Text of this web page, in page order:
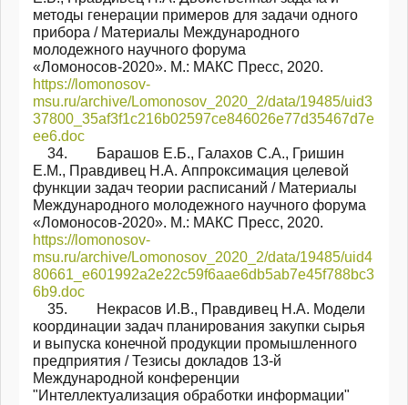
методы генерации примеров для задачи одного
прибора / Материалы Международного
молодежного научного форума
«Ломоносов-2020». М.: МАКС Пресс, 2020.
https://lomonosov-
msu.ru/archive/Lomonosov_2020_2/data/19485/uid3
37800_35af3f1c216b02597ce846026e77d35467d7e
ee6.doc
34. Барашов Е.Б., Галахов С.А., Гришин
Е.М., Правдивец Н.А. Аппроксимация целевой
функции задач теории расписаний / Материалы
Международного молодежного научного форума
«Ломоносов-2020». М.: МАКС Пресс, 2020.
https://lomonosov-
msu.ru/archive/Lomonosov_2020_2/data/19485/uid4
80661_e601992a2e22c59f6aae6db5ab7e45f788bc3
6b9.doc
35. Некрасов И.В., Правдивец Н.А. Модели
координации задач планирования закупки сырья
и выпуска конечной продукции промышленного
предприятия / Тезисы докладов 13-й
Международной конференции
"Интеллектуализация обработки информации"